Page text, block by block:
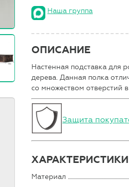
Наша группа
ОПИСАНИЕ
Настенная подставка для
дерева. Данная полка
со множеством отверстий
Защита
ХАРАКТЕРИСТИКИ
Материал